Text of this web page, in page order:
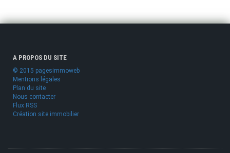
A PROPOS DU SITE
© 2015 pagesimmoweb
Mentions légales
Plan du site
Nous contacter
Flux RSS
Création site immobilier